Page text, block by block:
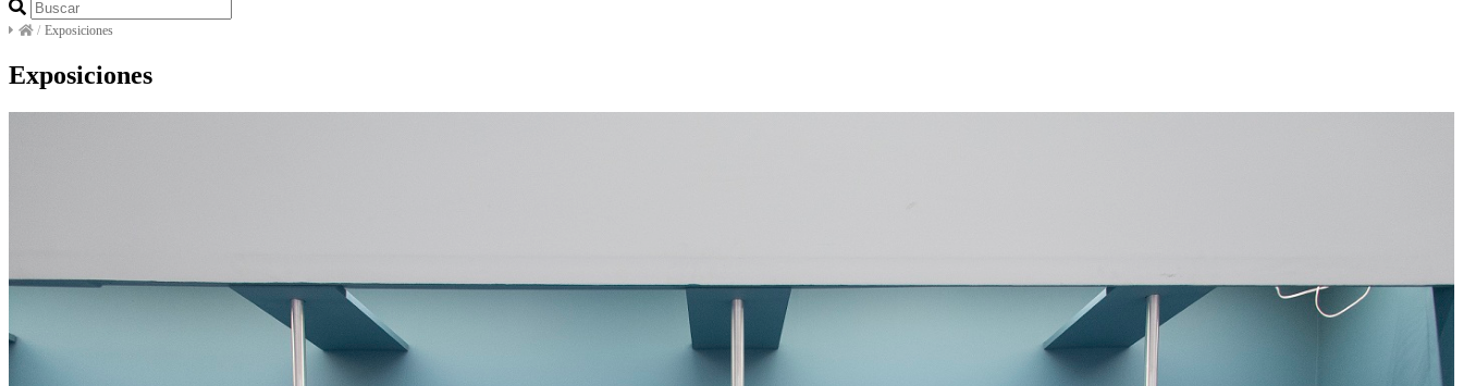
/ Exposiciones
Exposiciones